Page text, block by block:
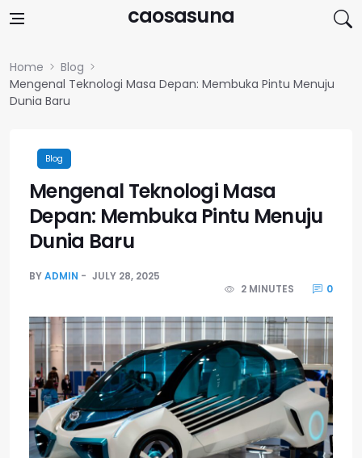
caosasuna
Home
Blog
Mengenal Teknologi Masa Depan: Membuka Pintu Menuju
Dunia Baru
Blog
Mengenal Teknologi Masa
Depan: Membuka Pintu Menuju
Dunia Baru
BYADMIN
JULY 28, 2025
2 MINUTES
0